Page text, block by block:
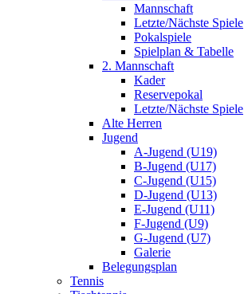
Mannschaft
Letzte/Nächste Spiele
Pokalspiele
Spielplan & Tabelle
2. Mannschaft
Kader
Reservepokal
Letzte/Nächste Spiele
Alte Herren
Jugend
A-Jugend (U19)
B-Jugend (U17)
C-Jugend (U15)
D-Jugend (U13)
E-Jugend (U11)
F-Jugend (U9)
G-Jugend (U7)
Galerie
Belegungsplan
Tennis